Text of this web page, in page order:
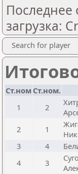
Последнее
загрузка:
Search for player
Ст.ном Ст.ном.
1
2
2 1
3
4
4
3